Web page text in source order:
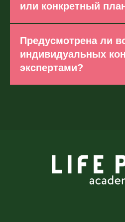
или конкретный
Предусмотрена ли
индивидуальных
экспертами?